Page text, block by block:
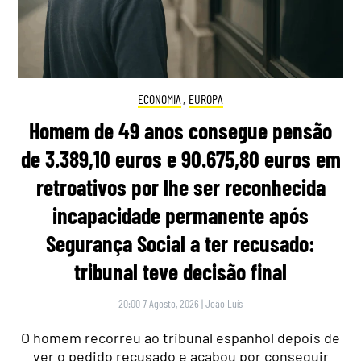
ECONOMIA , EUROPA
Homem de 49 anos consegue pensão
de 3.389,10 euros e 90.675,80 euros em
retroativos por lhe ser reconhecida
incapacidade permanente após
Segurança Social a ter recusado:
tribunal teve decisão final
20:00 7 Agosto, 2026 |João Luís
O homem recorreu ao tribunal espanhol depois de
ver o pedido recusado e acabou por conseguir